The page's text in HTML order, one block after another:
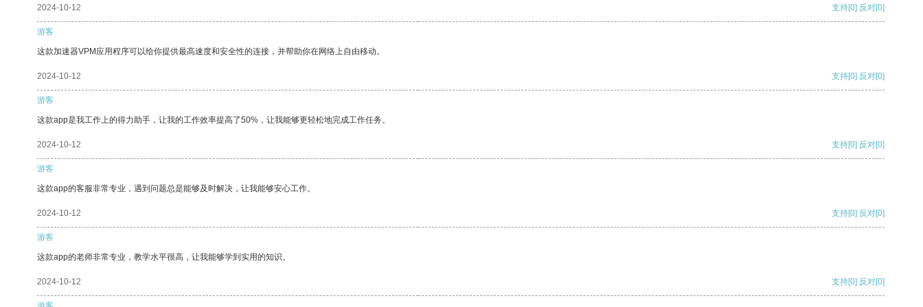
2024-10-12 支持[0] 反对[0]
游客
这款加速器VPM应用程序可以给你提供最高速度和安全性的连接，并帮助你在网络上自由移动。
2024-10-12 支持[0] 反对[0]
游客
这款app是我工作上的得力助手，让我的工作效率提高了50%，让我能够更轻松地完成工作任务。
2024-10-12 支持[0] 反对[0]
游客
这款app的客服非常专业，遇到问题总是能够及时解决，让我能够安心工作。
2024-10-12 支持[0] 反对[0]
游客
这款app的老师非常专业，教学水平很高，让我能够学到实用的知识。
2024-10-12 支持[0] 反对[0]